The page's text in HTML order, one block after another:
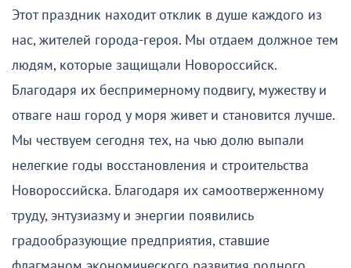
Этот праздник находит отклик в душе каждого из
нас, жителей города-героя. Мы отдаем должное тем
людям, которые защищали Новороссийск.
Благодаря их беспримерному подвигу, мужеству и
отваге наш город у моря живет и становится лучше.
Мы чествуем сегодня тех, на чью долю выпали
нелегкие годы восстановления и строительства
Новороссийска. Благодаря их самоотверженному
труду, энтузиазму и энергии появились
градообразующие предприятия, ставшие